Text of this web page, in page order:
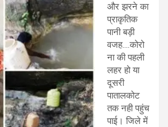
और झरने का
प्राकृतिक
पानी बड़ी
वजह….कोरो
ना की पहली
लहर हो या
दूसरी
पातालकोट
तक नही पहुंच
पाई। जिले में